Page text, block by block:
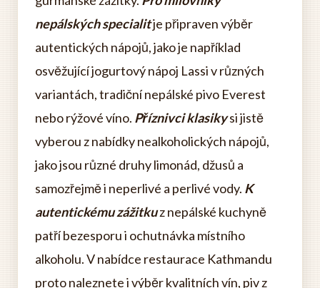
nepálských specialitje připraven výběr
autentických nápojů, jako je například
osvěžující jogurtový nápoj Lassi v různých
variantách, tradiční nepálské pivo Everest
nebo rýžové víno. Příznivci klasikysi jistě
vyberou z nabídky nealkoholických nápojů,
jako jsou různé druhy limonád, džusů a
samozřejmě i neperlivé a perlivé vody. K
autentickému zážitkuz nepálské kuchyně
patří bezesporu i ochutnávka místního
alkoholu. V nabídce restaurace Kathmandu
proto naleznete i výběr kvalitních vín, piv z